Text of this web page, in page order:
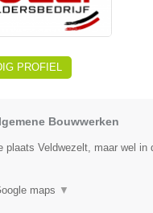
PROFIEL
Bouwwerken
plaats Veldwezelt, maar wel in
maps ▼